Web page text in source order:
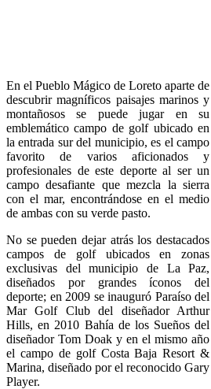
En el Pueblo Mágico de Loreto aparte de
descubrir magníficos paisajes marinos y
montañosos se puede jugar en su
emblemático campo de golf ubicado en
la entrada sur del municipio, es el campo
favorito de varios aficionados y
profesionales de este deporte al ser un
campo desafiante que mezcla la sierra
con el mar, encontrándose en el medio
de ambas con su verde pasto.
No se pueden dejar atrás los destacados
campos de golf ubicados en zonas
exclusivas del municipio de La Paz,
diseñados por grandes íconos del
deporte; en 2009 se inauguró Paraíso del
Mar Golf Club del diseñador Arthur
Hills, en 2010 Bahía de los Sueños del
diseñador Tom Doak y en el mismo año
el campo de golf Costa Baja Resort &
Marina, diseñado por el reconocido Gary
Player.